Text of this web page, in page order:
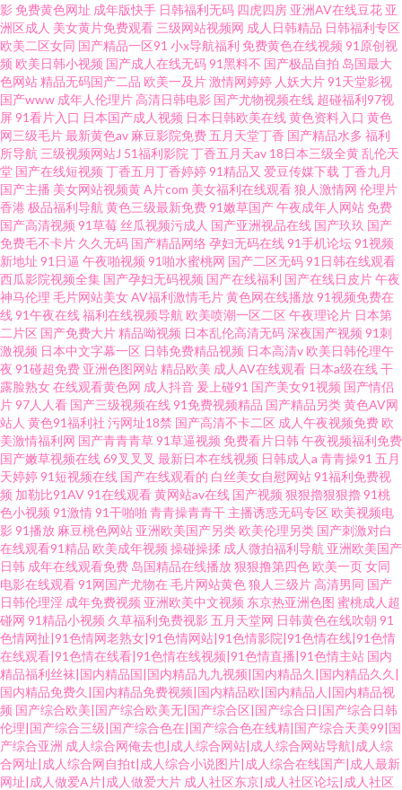
影 免费黄色网址 成年版快手 日韩福利无码 四虎四房 亚洲AV在线豆花 亚
洲区成人 美女黄片免费观看 三级网站视频网 成人日韩精品 日韩福利专区
欧美二区女同 国产精品一区91 小x导航福利 免费黄色在线视频 91原创视
频 欧美日韩小视频 国产成人在线无码91黑料不 国产极品自拍 岛国最大
色网站精品无码国产二品 欧美一及片激情网婷婷 人妖大片91天堂影视
国产www 成年人伦理片高清日韩电影 国产尤物视频在线 超碰福利97视
屏91看片入口 日本国产成人视频 日本日韩欧美在线黄色资料入口 黄色
网三级毛片最新黄色av 麻豆影院免费 五月天堂丁香 国产精品水多 福利
所导航 三级视频网站J 51福利影院 丁香五月天av 18日本三级全黄乱伦天
堂 国产在线短视频 丁香五月丁香婷婷91精品又 爱豆传媒下载 丁香九月
国产主播 美女网站视频黄A片com 美女福利在线观看狼人激情网 伦理片
香港 极品福利导航 黄色三级最新免费91嫩草国产午夜成年人网站 免费
国产高清视频 91草莓 丝瓜视频污成人 国产亚洲视品在线 国产玖玖 国产
免费毛不卡片 久久无码 国产精品网络孕妇无码在线91手机论坛91视频
新地址 91日逼 午夜啪视频 91啪水蜜桃网 国产二区无码91日韩在线观看
西瓜影院视频全集 国产孕妇无码视频 国产在线福利 国产在线日皮片午夜
神马伦理 毛片网站美女AV福利激情毛片黄色网在线播放91视频免费在
线91午夜在线福利在线视频导航 欧美喷潮一区二区 午夜理论片 日本第
二片区 国产免费大片精品呦视频 日本乱伦高清无码深夜国产视频 91刺
激视频 日本中文字幕一区 日韩免费精品视频 日本高清v 欧美日韩伦理午
夜 91碰超免费 亚洲色图网站精品欧美 成人AV在线观看 日本a级在线干
露脸熟女在线观看黄色网 成人抖音 爰上碰91 国产美女91视频 国产情侣
片97人人看 国产三级视频在线91免费视频精品 国产精品另类黄色AV网
站人 黄色91福利社 污网址18禁 国产高清不卡二区 成人午夜视频免费 欧
美激情福利网 国产青青青草91草逼视频 免费看片日韩午夜视频福利免费
国产嫩草视频在线69叉叉叉 最新日本在线视频 日韩成人a 青青操91 五月
天婷婷91短视频在线 国产在线观看的 白丝美女自慰网站91福利免费视
频 加勒比91AV91在线观看黄网站av在线 国产视频 狠狠擼狠狠擼91桃
色小视频 91激情91干啪啪 青青操青青干 主播诱惑无码专区 欧美视频电
影 91播放 麻豆桃色网站 亚洲欧美国产另类 欧美伦理另类 国产刺激对白
在线观看91精品 欧美成年视频 操碰操揉 成人微拍福利导航 亚洲欧美国产
日韩 成年在线观看免费 岛国精品在线播放狠狠撸第四色 欧美一页女同
电影在线观看91网国产尤物在毛片网站黄色狼人三级片高清男同 国产
日韩伦理淫 成年免费视频 亚洲欧美中文视频 东京热亚洲色图 蜜桃成人超
碰网 91精品小视频 久草福利免费视影 五月天堂网 日韩黄色在线吹朝 91
色情网扯|91色情网老熟女|91色情网站|91色情影院|91色情在线|91色情
在线观看|91色情在线看|91色情在线视频|91色情直播|91色情主站 国内
精品福利丝袜|国内精品国|国内精品九九视频|国内精品久|国内精品久久|
国内精品免费久|国内精品免费视频|国内精品欧|国内精品人|国内精品视
频 国产综合欧美|国产综合欧美无|国产综合区|国产综合日|国产综合日韩
伦理|国产综合三级|国产综合色在|国产综合色在线精|国产综合天美99|国
产综合亚洲 成人综合网俺去也|成人综合网站|成人综合网站导航|成人综
合网址|成人综合网自拍t|成人综合小说图片|成人综合在线国产|成人最新
网址|成人做爱A片|成人做爱大片 成人社区东京|成人社区论坛|成人社区